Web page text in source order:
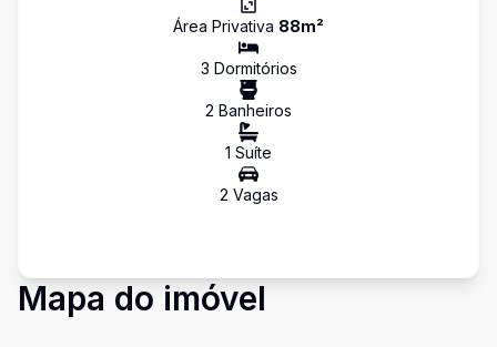
Área Privativa 88m²
3 Dormitórios
2 Banheiros
1 Suíte
2 Vagas
Mapa do imóvel